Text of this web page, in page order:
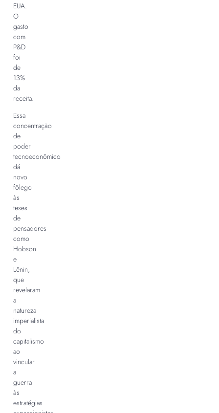
EUA.
O
gasto
com
P&D
foi
de
13%
da
receita.
Essa
concentração
de
poder
tecnoeconômico
dá
novo
fôlego
às
teses
de
pensadores
como
Hobson
e
Lênin,
que
revelaram
a
natureza
imperialista
do
capitalismo
ao
vincular
a
guerra
às
estratégias